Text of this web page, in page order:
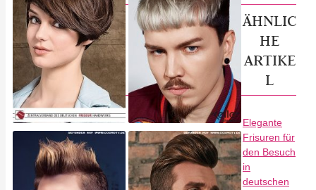
ÄHNLIC
HE
ARTIKE
L
Elegante
Frisuren für
den Besuch
in
deutschen